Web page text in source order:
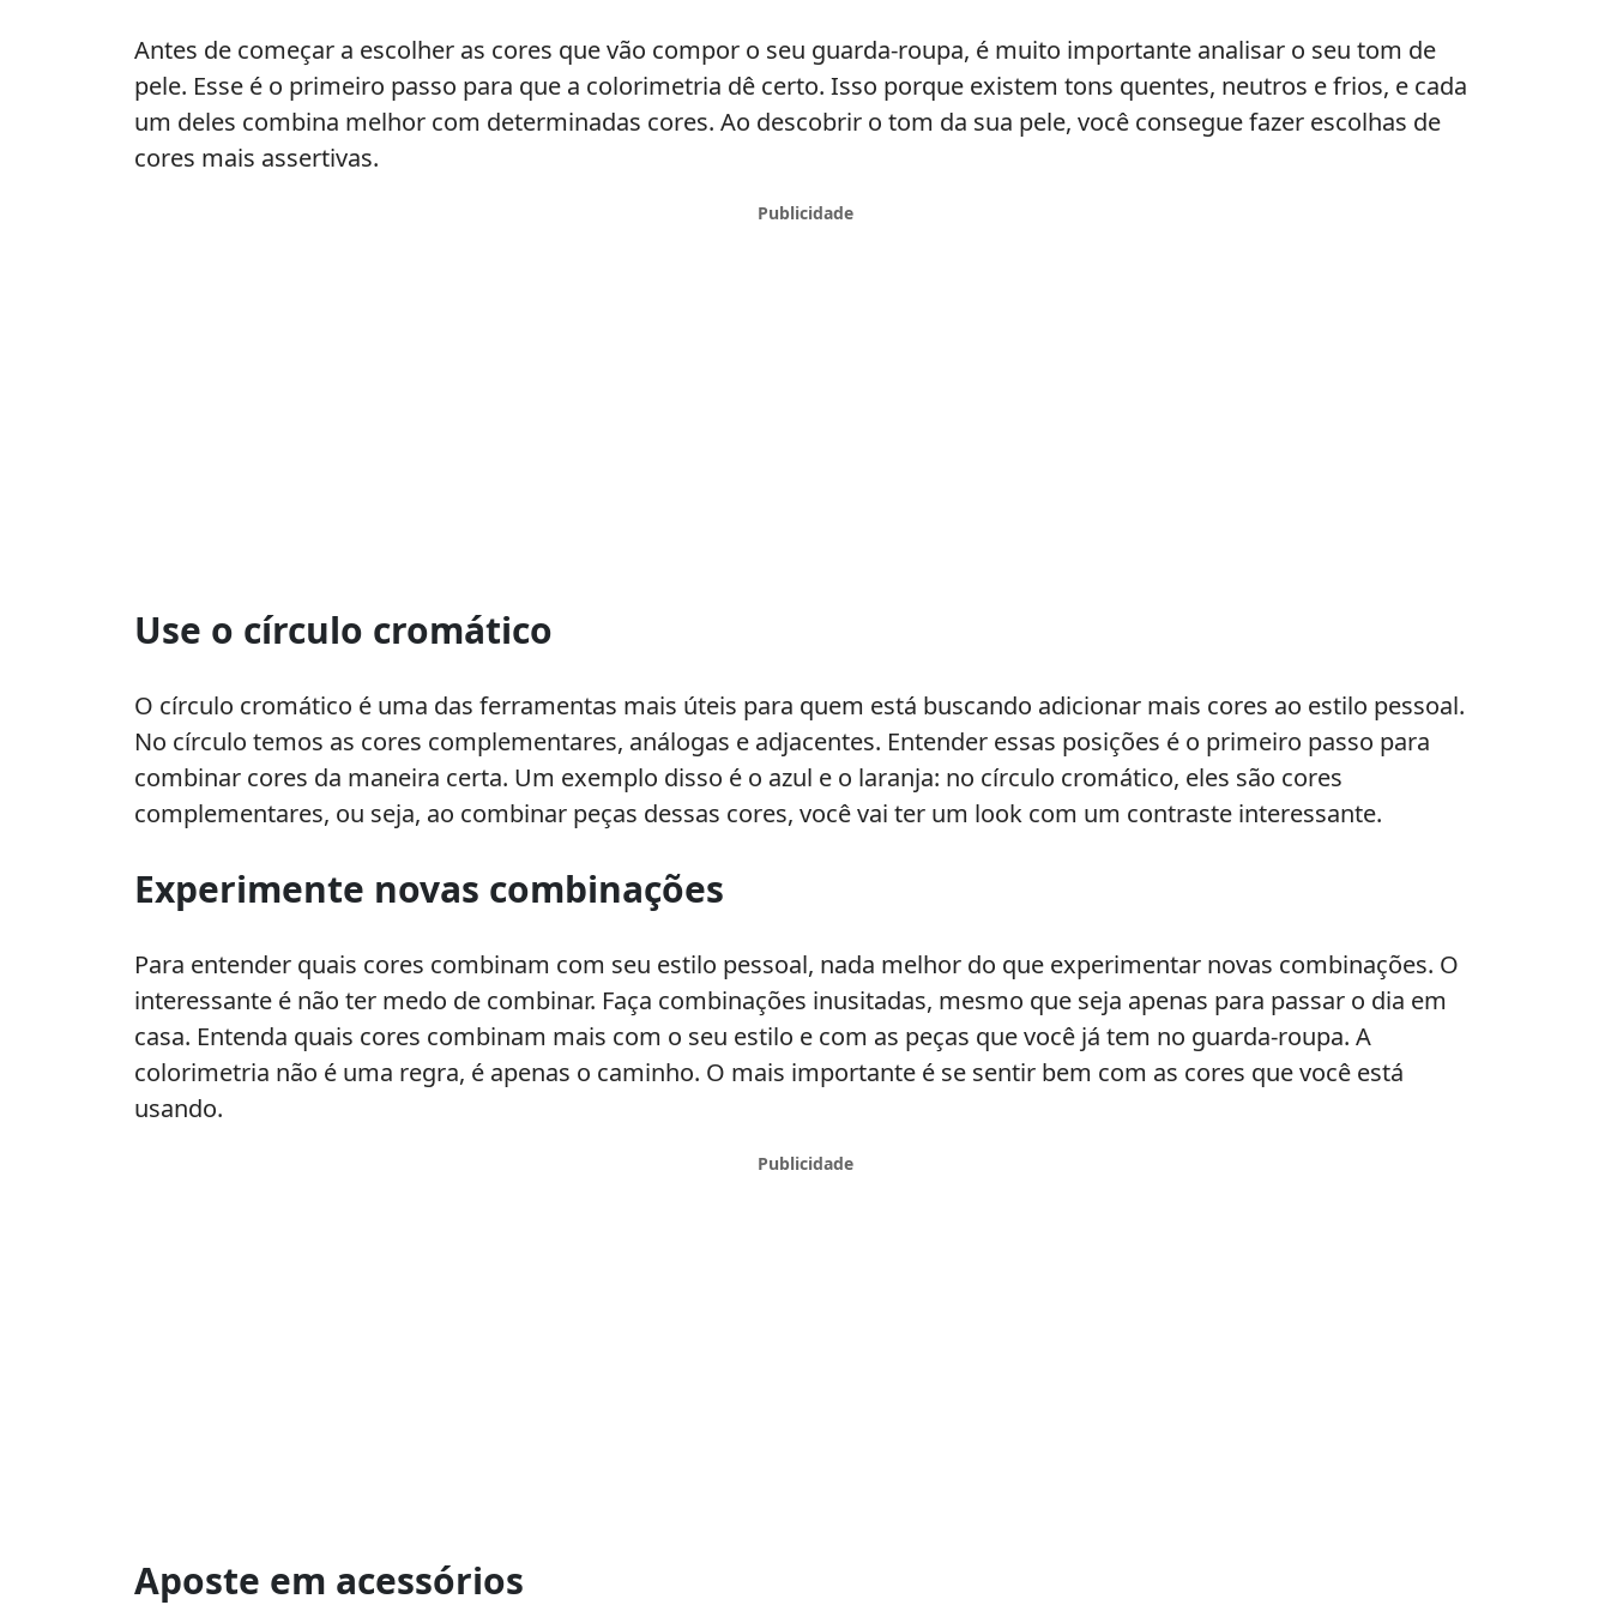
incorporar
mais
cores
ao
seu
Antes de começar a escolher as cores que vão compor o seu guarda-roupa, é muito importante analisar o seu tom de
pele. Esse é o primeiro passo para que a colorimetria dê certo. Isso porque existem tons quentes, neutros e frios, e cada
um deles combina melhor com determinadas cores. Ao descobrir o tom da sua pele, você consegue fazer escolhas de
cores mais assertivas.
Use o círculo cromático
O círculo cromático é uma das ferramentas mais úteis para quem está buscando adicionar mais cores ao estilo pessoal.
No círculo temos as cores complementares, análogas e adjacentes. Entender essas posições é o primeiro passo para
combinar cores da maneira certa. Um exemplo disso é o azul e o laranja: no círculo cromático, eles são cores
complementares, ou seja, ao combinar peças dessas cores, você vai ter um look com um contraste interessante.
Experimente novas combinações
Para entender quais cores combinam com seu estilo pessoal, nada melhor do que experimentar novas combinações. O
interessante é não ter medo de combinar. Faça combinações inusitadas, mesmo que seja apenas para passar o dia em
casa. Entenda quais cores combinam mais com o seu estilo e com as peças que você já tem no guarda-roupa. A
colorimetria não é uma regra, é apenas o caminho. O mais importante é se sentir bem com as cores que você está
usando.
Aposte em acessórios